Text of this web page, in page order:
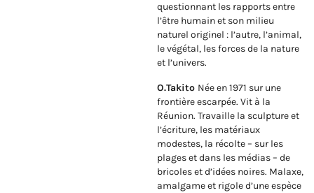
questionnant les rapports entre
l’être humain et son milieu
naturel originel : l’autre, l’animal,
le végétal, les forces de la nature
et l’univers.
O.Takito Née en 1971 sur une
frontière escarpée. Vit à la
Réunion. Travaille la sculpture et
l’écriture, les matériaux
modestes, la récolte – sur les
plages et dans les médias – de
bricoles et d’idées noires. Malaxe,
amalgame et rigole d’une espèce